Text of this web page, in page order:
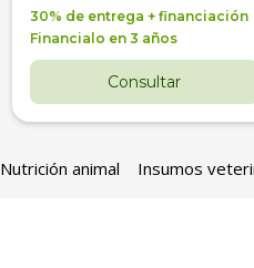
30% de entrega + financiación
Financialo en 3 años
Consultar
Nutrición animal Insumos